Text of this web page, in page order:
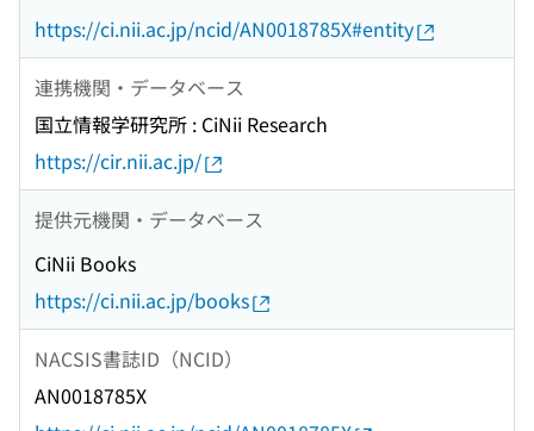
https://ci.nii.ac.jp/ncid/AN0018785X#entity
連携機関・データベース
国立情報学研究所 : CiNii Research
https://cir.nii.ac.jp/
提供元機関・データベース
CiNii Books
https://ci.nii.ac.jp/books
NACSIS書誌ID（NCID）
AN0018785X